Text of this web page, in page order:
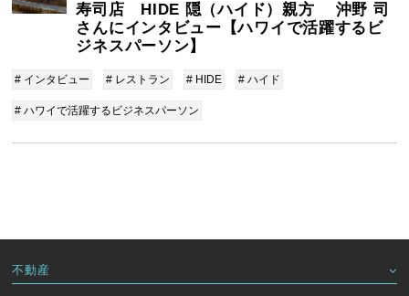
寿司店 HIDE 隠（ハイド）親方 沖野 司
さんにインタビュー【ハワイで活躍するビ
ジネスパーソン】
# インタビュー # レストラン # HIDE # ハイド
# ハワイで活躍するビジネスパーソン
不動産